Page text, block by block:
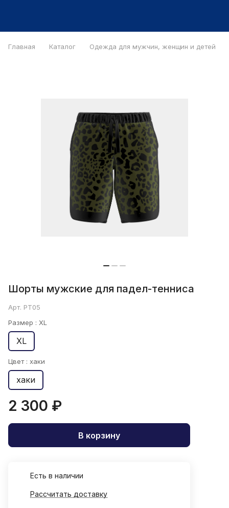
Главная Каталог Одежда для мужчин, женщин и детей
Шорты мужские для падел-тенниса
Арт. РТ05
Размер : XL
XL
Цвет : хаки
хаки
2 300 ₽
В корзину
Есть в наличии
Рассчитать доставку